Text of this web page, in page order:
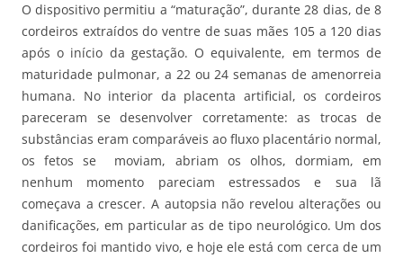
O dispositivo permitiu a “maturação”, durante 28 dias, de 8
cordeiros extraídos do ventre de suas mães 105 a 120 dias
após o início da gestação. O equivalente, em termos de
maturidade pulmonar, a 22 ou 24 semanas de amenorreia
humana. No interior da placenta artificial, os cordeiros
pareceram se desenvolver corretamente: as trocas de
substâncias eram comparáveis ao fluxo placentário normal,
os fetos se moviam, abriam os olhos, dormiam, em
nenhum momento pareciam estressados e sua lã
começava a crescer. A autopsia não revelou alterações ou
danificações, em particular as de tipo neurológico. Um dos
cordeiros foi mantido vivo, e hoje ele está com cerca de um